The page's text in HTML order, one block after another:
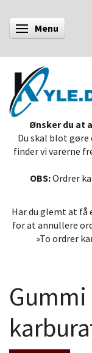
Skifte navigation
Menu
Ønsker du at
Du skal blot
finder vi varerne
OBS:Ordrer
Har du glemt at få
for at annullere
»To ordrer